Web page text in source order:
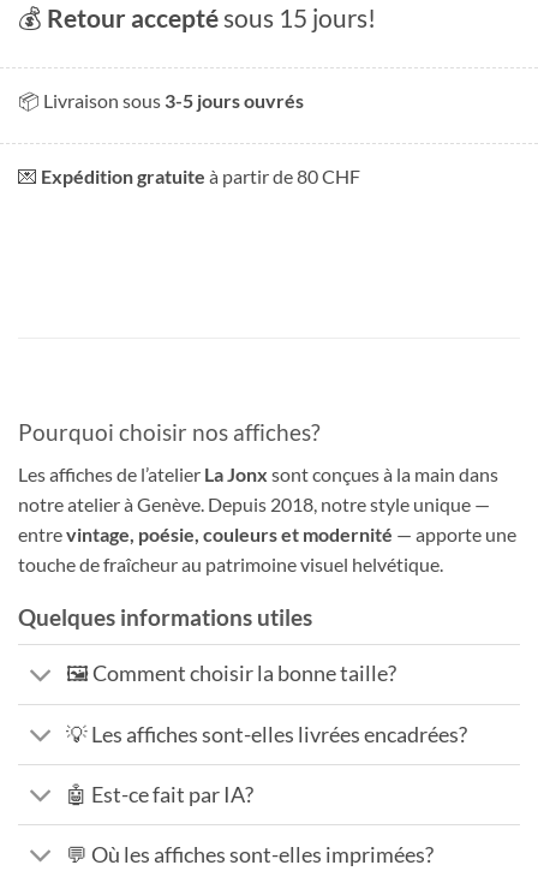
💰 Retour accepté sous 15 jours!
📦 Livraison sous 3-5 jours ouvrés
💌 Expédition gratuite à partir de 80 CHF
Pourquoi choisir nos affiches?
Les affiches de l’atelier La Jonx sont conçues à la main dans
notre atelier à Genève. Depuis 2018, notre style unique —
entrevintage, poésie, couleurs et modernité — apporte une
touche de fraîcheur au patrimoine visuel helvétique.
Quelques informations utiles
🖼️ Comment choisir la bonne taille?
💡 Les affiches sont-elles livrées encadrées?
🤖 Est-ce fait par IA?
💬 Où les affiches sont-elles imprimées?